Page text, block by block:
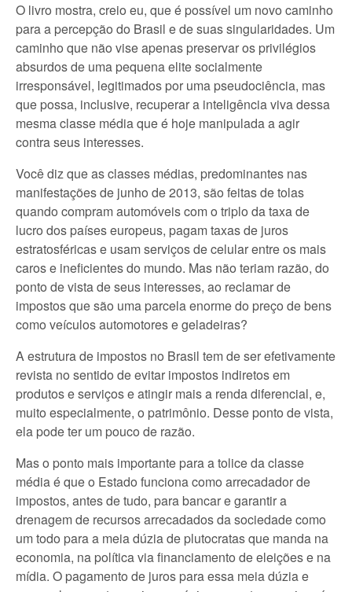
O livro mostra, creio eu, que é possível um novo caminho
para a percepção do Brasil e de suas singularidades. Um
caminho que não vise apenas preservar os privilégios
absurdos de uma pequena elite socialmente
irresponsável, legitimados por uma pseudociência, mas
que possa, inclusive, recuperar a inteligência viva dessa
mesma classe média que é hoje manipulada a agir
contra seus interesses.
Você diz que as classes médias, predominantes nas
manifestações de junho de 2013, são feitas de tolas
quando compram automóveis com o triplo da taxa de
lucro dos países europeus, pagam taxas de juros
estratosféricas e usam serviços de celular entre os mais
caros e ineficientes do mundo. Mas não teriam razão, do
ponto de vista de seus interesses, ao reclamar de
impostos que são uma parcela enorme do preço de bens
como veículos automotores e geladeiras?
A estrutura de impostos no Brasil tem de ser efetivamente
revista no sentido de evitar impostos indiretos em
produtos e serviços e atingir mais a renda diferencial, e,
muito especialmente, o patrimônio. Desse ponto de vista,
ela pode ter um pouco de razão.
Mas o ponto mais importante para a tolice da classe
média é que o Estado funciona como arrecadador de
impostos, antes de tudo, para bancar e garantir a
drenagem de recursos arrecadados da sociedade como
um todo para a meia dúzia de plutocratas que manda na
economia, na política via financiamento de eleições e na
mídia. O pagamento de juros para essa meia dúzia e